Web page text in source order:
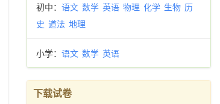
初中： 语文 数学 英语 物理 化学 生物 历
史 道法 地理
小学： 语文 数学 英语
下载试卷